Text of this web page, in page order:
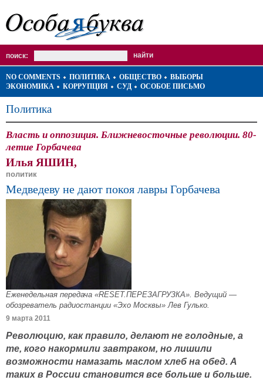
поиск:
NO COMMENTS ПОЛИТИКА ОБЩЕСТВО
ВЫБОРЫ
ЭКОНОМИКА
КОРРУПЦИЯ СУД ОСОБОЕ ПИСЬМО
Политика
Власть и оппозиция. Ближневосточные революции. 80-
летие Горбачева
Илья ЯШИН,
политик
Медведеву не дают покоя лавры Горбачева
Еженедельная передача «RESET.ПЕРЕЗАГРУЗКА». Ведущий —
обозреватель радиостанции «Эхо Москвы» Лев Гулько.
9 марта 2011
Революцию, как правило, делают не голодные, а
те, кого накормили завтраком, но лишили
возможности намазать маслом хлеб на обед. А
таких в России становится все больше и больше.